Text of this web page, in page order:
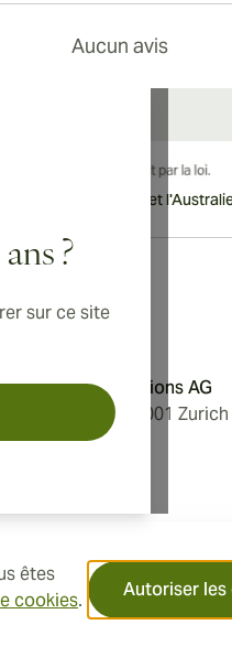
êtes
cookies. Autoriser
Aucun avis
?
sur ce site
le Royaume-Uni et
Distributions AG
Löwenstrasse 20, 8001 Zurich